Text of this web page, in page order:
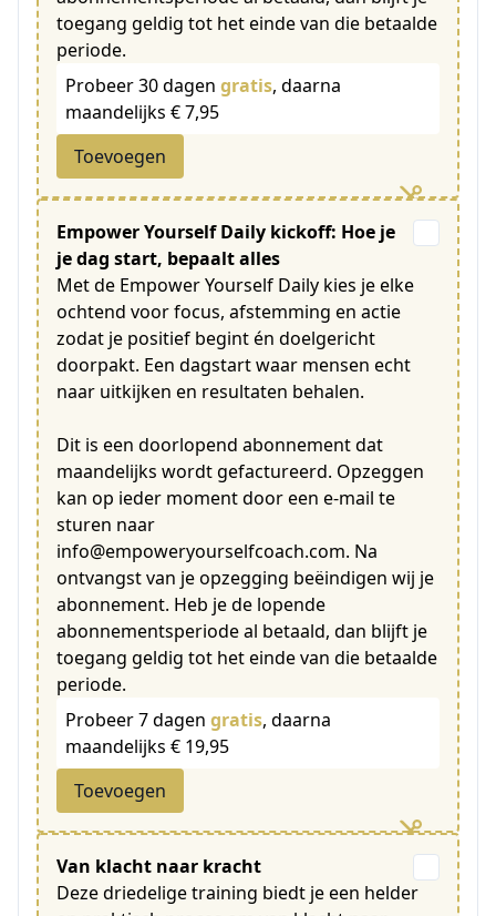
toegang geldig tot het einde van die betaalde
periode.
Probeer 30 dagen gratis, daarna
maandelijks € 7,95
Toevoegen
Empower Yourself Daily kickoff: Hoe je
je dag start, bepaalt alles
Met de Empower Yourself Daily kies je elke
ochtend voor focus, afstemming en actie
zodat je positief begint én doelgericht
doorpakt. Een dagstart waar mensen echt
naar uitkijken en resultaten behalen.
Dit is een doorlopend abonnement dat
maandelijks wordt gefactureerd. Opzeggen
kan op ieder moment door een e-mail te
sturen naar
info@empoweryourselfcoach.com. Na
ontvangst van je opzegging beëindigen wij je
abonnement. Heb je de lopende
abonnementsperiode al betaald, dan blijft je
toegang geldig tot het einde van die betaalde
periode.
Probeer 7 dagen gratis, daarna
maandelijks € 19,95
Toevoegen
Van klacht naar kracht
Deze driedelige training biedt je een helder